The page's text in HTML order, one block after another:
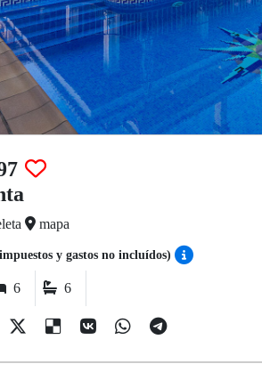
mapa
y gastos no incluídos)
6 6